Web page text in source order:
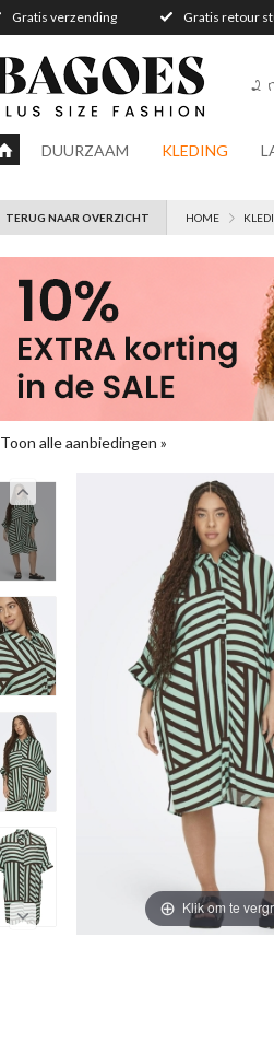
Gratis verzending Gratis retour
2
DUURZAAM KLEDING
TERUG NAAR OVERZICHT HOME
Toon alle aanbiedingen »
Klik om te